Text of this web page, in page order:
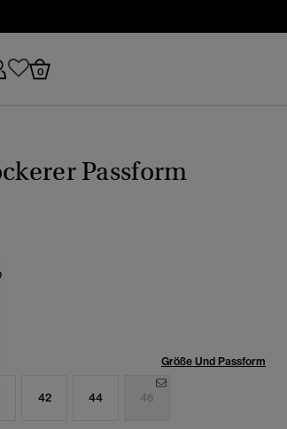
0
Passform
Größe Und Passform
42 44 46